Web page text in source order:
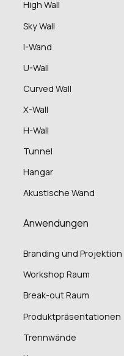
High Wall
Sky Wall
I-Wand
U-Wall
Curved Wall
X-Wall
H-Wall
Tunnel
Hangar
Akustische Wand
Anwendungen
Branding und Projektion
Workshop Raum
Break-out Raum
Produktpräsentationen
Trennwände